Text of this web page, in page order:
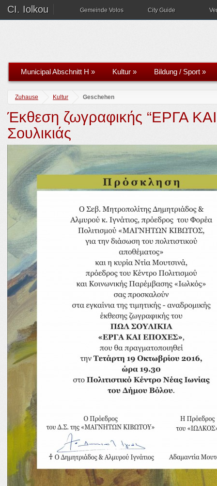
CI. Iolkou Gemeinde Volos City Guide
Municipal Abschnitt H » Kultur » Bildung / Sport »
Zuhause Kultur Geschehen
Έκθεση ζωγραφικής “ΕΡΓΑ
Σουλικιάς